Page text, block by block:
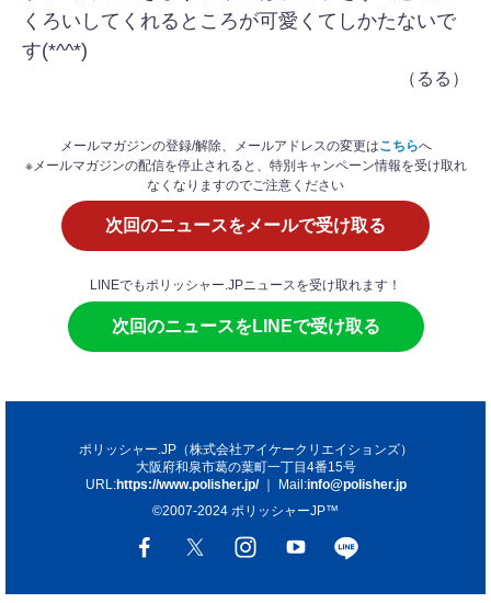
くろいしてくれるところが可愛くてしかたないで
す(*^^*)
（るる）
メールマガジンの登録/解除、メールアドレスの変更はこちらへ
※メールマガジンの配信を停止されると、特別キャンペーン情報を受け取れ
なくなりますのでご注意ください
次回のニュースをメールで受け取る
LINEでもポリッシャー.JPニュースを受け取れます！
次回のニュースをLINEで受け取る
ポリッシャー.JP（株式会社アイケークリエイションズ）
大阪府和泉市葛の葉町一丁目4番15号
URL:https://www.polisher.jp/｜ Mail:info@polisher.jp
©2007-2024 ポリッシャーJP™